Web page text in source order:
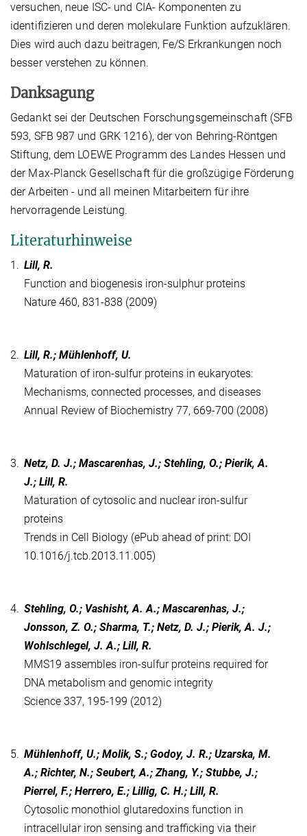
versuchen, neue ISC- und CIA- Komponenten zu
identifizieren und deren molekulare Funktion aufzuklären.
Dies wird auch dazu beitragen, Fe/S Erkrankungen noch
besser verstehen zu können.
Danksagung
Gedankt sei der Deutschen Forschungsgemeinschaft (SFB
593, SFB 987 und GRK 1216), der von Behring-Röntgen
Stiftung, dem LOEWE Programm des Landes Hessen und
der Max-Planck Gesellschaft für die großzügige Förderung
der Arbeiten - und all meinen Mitarbeitern für ihre
hervorragende Leistung.
Literaturhinweise
1. Lill, R.
Function and biogenesis iron-sulphur proteins
Nature 460, 831-838 (2009)
2. Lill, R.; Mühlenhoff, U.
Maturation of iron-sulfur proteins in eukaryotes:
Mechanisms, connected processes, and diseases
Annual Review of Biochemistry 77, 669-700 (2008)
3. Netz, D. J.; Mascarenhas, J.; Stehling, O.; Pierik, A.
J.; Lill, R.
Maturation of cytosolic and nuclear iron-sulfur
proteins
Trends in Cell Biology (ePub ahead of print: DOI
10.1016/j.tcb.2013.11.005)
4. Stehling, O.; Vashisht, A. A.; Mascarenhas, J.;
Jonsson, Z. O.; Sharma, T.; Netz, D. J.; Pierik, A. J.;
Wohlschlegel, J. A.; Lill, R.
MMS19 assembles iron-sulfur proteins required for
DNA metabolism and genomic integrity
Science 337, 195-199 (2012)
5. Mühlenhoff, U.; Molik, S.; Godoy, J. R.; Uzarska, M.
A.; Richter, N.; Seubert, A.; Zhang, Y.; Stubbe, J.;
Pierrel, F.; Herrero, E.; Lillig, C. H.; Lill, R.
Cytosolic monothiol glutaredoxins function in
intracellular iron sensing and trafficking via their